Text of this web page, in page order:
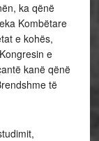
ka qënë
Kombëtare
e kohës,
e
kanë qënë
të